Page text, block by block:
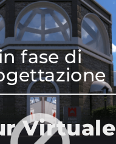
fase di
Virtuale